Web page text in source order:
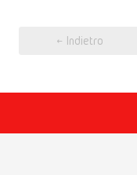
← Indietro